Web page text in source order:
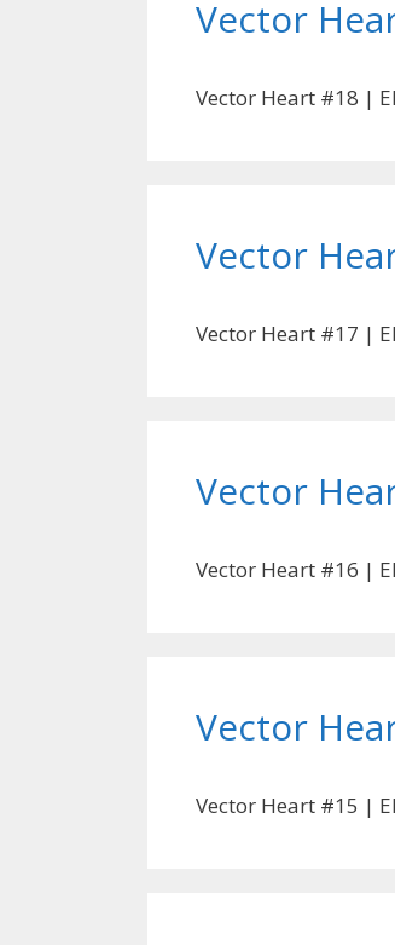
Vector
Vector Heart #18 |
Vector
Vector Heart #17 |
Vector
Vector Heart #16 |
Vector
Vector Heart #15 |